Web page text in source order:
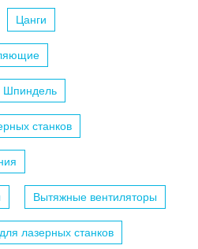
Цанги
Шпиндель
станков
Вытяжные вентиляторы
лазерных станков